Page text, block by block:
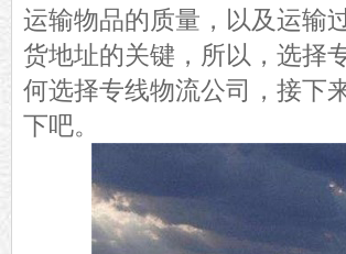
运输物品的质量，以及运输
货地址的关键，所以，选择
何选择专线物流公司，接下
下吧。